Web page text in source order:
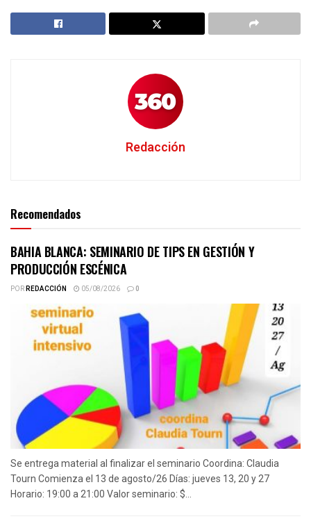
Redacción
Recomendados
BAHIA BLANCA: SEMINARIO DE TIPS EN GESTIÓN Y
PRODUCCIÓN ESCÉNICA
PORREDACCIÓN 05/08/2026 0
Se entrega material al finalizar el seminario Coordina: Claudia
Tourn Comienza el 13 de agosto/26 Días: jueves 13, 20 y 27
Horario: 19:00 a 21:00 Valor seminario: $...